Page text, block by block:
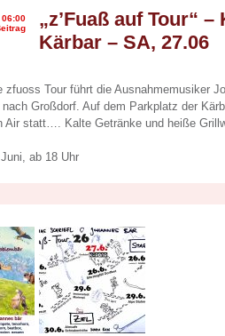
06:00
„z’Fuaß auf Tour“
Kärbar – SA, 27.06
zfuoss Tour führt die Ausnahmemusiker
Großdorf. Auf dem Parkplatz der
Air statt…. Kalte Getränke und heiße
ab 18 Uhr